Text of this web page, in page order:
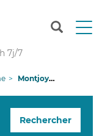
T
n
7j/7
Montjoyer
Rechercher